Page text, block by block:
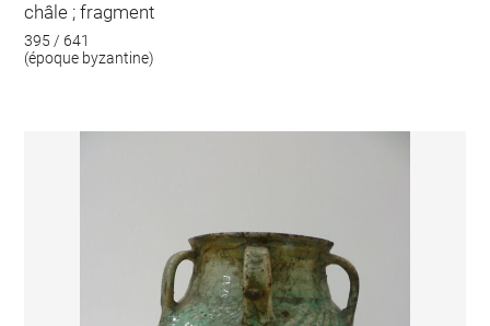
châle ; fragment
395 / 641
(époque byzantine)